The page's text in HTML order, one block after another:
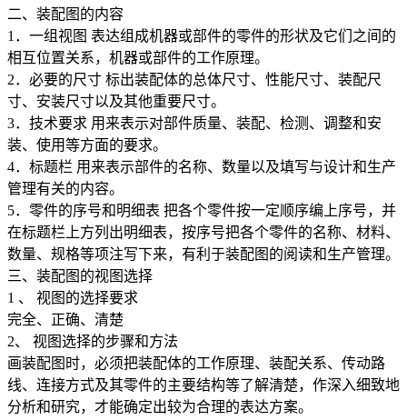
二、装配图的内容
1．一组视图 表达组成机器或部件的零件的形状及它们之间的
相互位置关系，机器或部件的工作原理。
2．必要的尺寸 标出装配体的总体尺寸、性能尺寸、装配尺
寸、安装尺寸以及其他重要尺寸。
3．技术要求 用来表示对部件质量、装配、检测、调整和安
装、使用等方面的要求。
4．标题栏 用来表示部件的名称、数量以及填写与设计和生产
管理有关的内容。
5．零件的序号和明细表 把各个零件按一定顺序编上序号，并
在标题栏上方列出明细表，按序号把各个零件的名称、材料、
数量、规格等项注写下来，有利于装配图的阅读和生产管理。
三、装配图的视图选择
1 、 视图的选择要求
完全、正确、清楚
2、 视图选择的步骤和方法
画装配图时，必须把装配体的工作原理、装配关系、传动路
线、连接方式及其零件的主要结构等了解清楚，作深入细致地
分析和研究，才能确定出较为合理的表达方案。